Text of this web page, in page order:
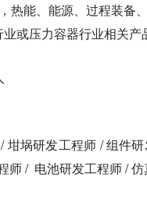
热能、能源、过程装备
或压力容器行业相关产
坩埚研发工程师 / 组件
师 / 电池研发工程师 /